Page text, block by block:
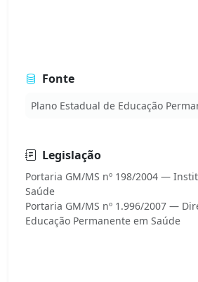
Fonte
Plano Estadual de Educação
Legislação
Portaria GM/MS nº 198/2004 —
Saúde
Portaria GM/MS nº 1.996/2007 —